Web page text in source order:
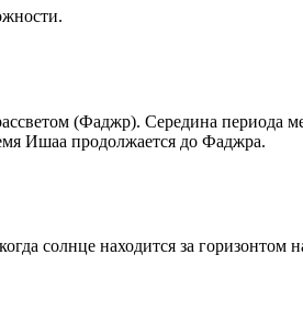
(Фаджр). Середина периода
Ишаа продолжается до Фаджра.
солнце находится за горизонтом